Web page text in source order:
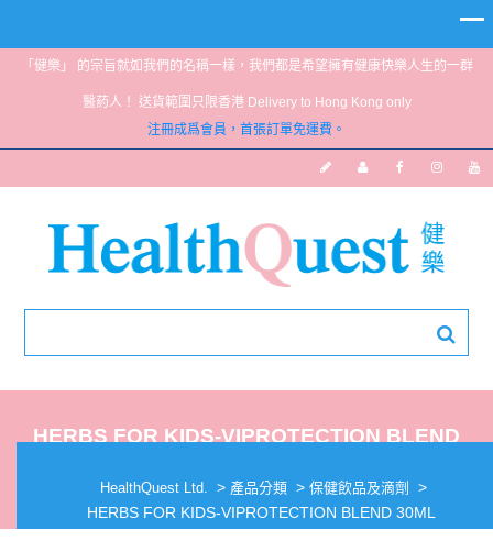
「健樂」 的宗旨就如我們的名稱一樣，我們都是希望擁有健康快樂人生的一群
醫葯人！ 送貨範圍只限香港 Delivery to Hong Kong only
注冊成爲會員，首張訂單免運費。
HERBS FOR KIDS-VIPROTECTION BLEND
HealthQuest Ltd. > 產品分類 > 保健飲品及滴劑
>
HERBS FOR KIDS-VIPROTECTION BLEND 30ML